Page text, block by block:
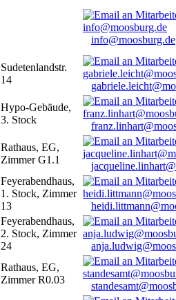
info@moosburg.de
Sudetenlandstr.
14
Hypo-Gebäude,
3. Stock
Rathaus, EG,
Zimmer G1.1
Feyerabendhaus,
1. Stock, Zimmer
13
Feyerabendhaus,
2. Stock, Zimmer
24
Rathaus, EG,
Zimmer R0.03